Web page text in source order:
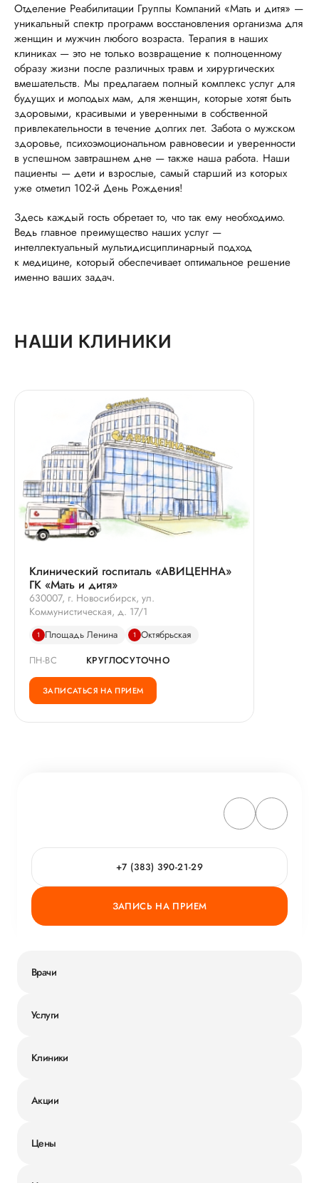
Отделение Реабилитации Группы Компаний «Мать и дитя» —
уникальный спектр программ восстановления организма для
женщин и мужчин любого возраста. Терапия в наших
клиниках — это не только возвращение к полноценному
образу жизни после различных травм и хирургических
вмешательств. Мы предлагаем полный комплекс услуг для
будущих и молодых мам, для женщин, которые хотят быть
здоровыми, красивыми и уверенными в собственной
привлекательности в течение долгих лет. Забота о мужском
здоровье, психоэмоциональном равновесии и уверенности
в успешном завтрашнем дне — также наша работа. Наши
пациенты — дети и взрослые, самый старший из которых
уже отметил 102-й День Рождения!
Здесь каждый гость обретает то, что так ему необходимо.
Ведь главное преимущество наших услуг —
интеллектуальный мультидисциплинарный подход
к медицине, который обеспечивает оптимальное решение
именно ваших задач.
НАШИ КЛИНИКИ
Клинический госпиталь «АВИЦЕННА»
ГК «Мать и дитя»
630007, г. Новосибирск, ул.
Коммунистическая, д. 17/1
1 Площадь Ленина 1
Октябрьская
ПН-ВС
КРУГЛОСУТОЧНО
ЗАПИСАТЬСЯ НА ПРИЕМ
+7 (383) 390-21-29
ЗАПИСЬ НА ПРИЕМ
Врачи
Услуги
Клиники
Акции
Цены